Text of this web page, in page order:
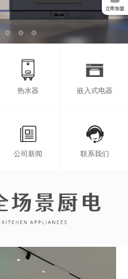
热水器 嵌入式电器
公司新闻 联系我们
立即加盟